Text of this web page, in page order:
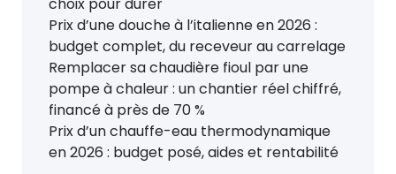
Prix d’une douche à l’italienne en 2026 :
budget complet, du receveur au carrelage
Remplacer sa chaudière fioul par une
pompe à chaleur : un chantier réel chiffré,
financé à près de 70 %
Prix d’un chauffe-eau thermodynamique
en 2026 : budget posé, aides et rentabilité